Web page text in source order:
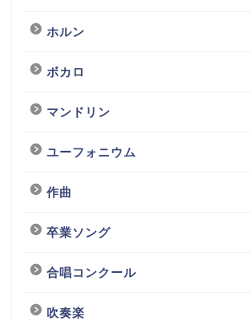
ホルン
ボカロ
マンドリン
ユーフォニウム
作曲
卒業ソング
合唱コンクール
吹奏楽